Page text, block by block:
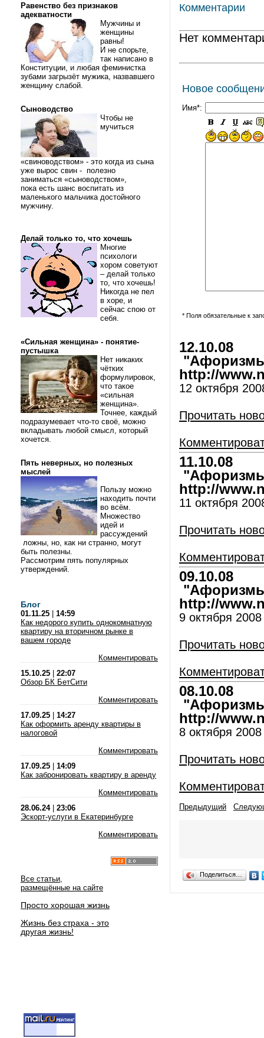
Равенство без признаков
адекватности
Мужчины и
женщины
равны!
И не спорьте,
так написано в
Конституции, и любая феминистка
зубами загрызёт мужика, назвавшего
женщину слабой.
Сыноводство
Чтобы не
мучиться
«свиноводством» - это когда из сына
уже вырос свин - полезно
заниматься «сыноводством»,
пока есть шанс воспитать из
маленького мальчика достойного
мужчину.
Делай только то, что хочешь
Многие
психологи
хором советуют
– делай только
то, что хочешь!
Никогда не пел
в хоре, и
сейчас спою от
себя.
«Сильная женщина» - понятие-
пустышка
Нет никаких
чётких
формулировок,
что такое
«сильная
женщина».
Точнее, каждый
подразумевает что-то своё, можно
вкладывать любой смысл, который
хочется.
Пять неверных, но полезных
мыслей
Пользу можно
находить почти
во всём.
Множество
идей и
рассуждений
ложны, но, как ни странно, могут
быть полезны.
Рассмотрим пять популярных
утверждений.
Блог
01.11.25
14:59
Как недорого купить однокомнатную
квартиру на вторичном рынке в
вашем городе
Комментировать
15.10.25
22:07
Обзор БК БетСити
Комментировать
17.09.25
14:27
Как оформить аренду квартиры в
налоговой
Комментировать
17.09.25
14:09
Как забронировать квартиру в аренду
Комментировать
28.06.24| 23:06
Эскорт-услуги в Екатеринбурге
Комментировать
Все статьи,
размещённые на сайте
Просто хорошая жизнь
Жизнь без страха - это
другая жизнь!
Комментарии
Нет
Новое
Имя*:
* Поля обязательные к
12.10.08
"Афоризмы
http://
12 октября
Прочитать
11.10.08
"Афоризмы
http://
11 октября
Прочитать
09.10.08
"Афоризмы
http://
9 октября 2008
Прочитать
08.10.08
"Афоризмы
http://
8 октября 2008
Прочитать
Предыдущий
Поделиться…